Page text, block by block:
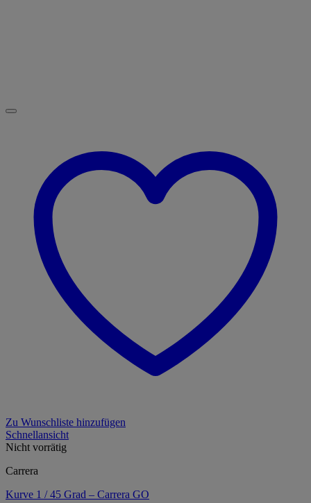
Zu Wunschliste hinzufügen
Schnellansicht
Nicht vorrätig
Carrera
Kurve 1 / 45 Grad – Carrera GO